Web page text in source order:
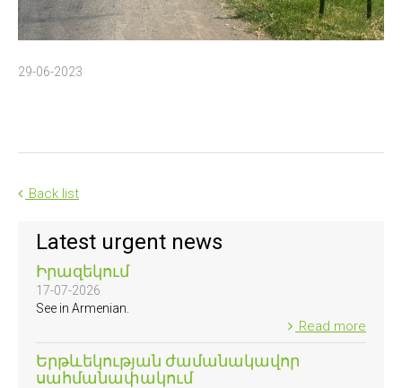
29-06-2023
Back list
Latest urgent news
Իրազեկում
17-07-2026
See in Armenian.
Read more
Երթևեկության ժամանակավոր
սահմանափակում